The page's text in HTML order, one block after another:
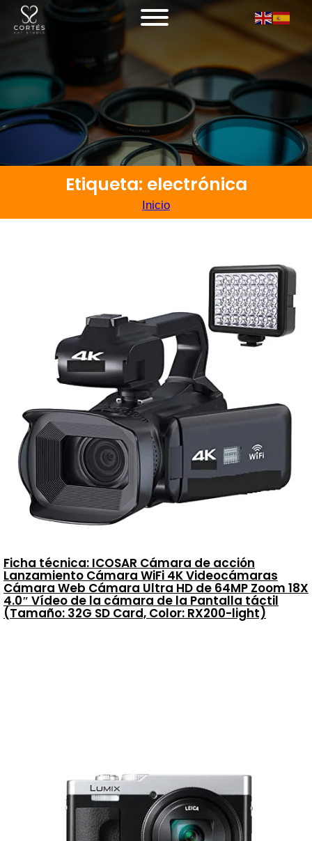
Etiqueta: electrónica
Inicio
Ficha técnica: ICOSAR Cámara de acción
Lanzamiento Cámara WiFi 4K Videocámaras
Cámara Web Cámara Ultra HD de 64MP Zoom 18X
4.0″ Vídeo de la cámara de la Pantalla táctil
(Tamaño: 32G SD Card, Color: RX200-light)